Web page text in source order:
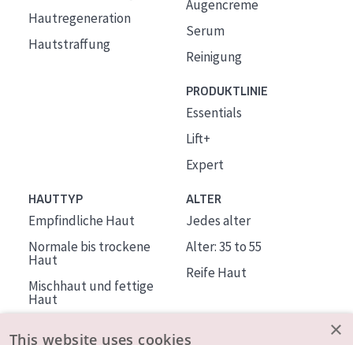
Hautregeneration
Hautstraffung
Augencreme
Serum
Reinigung
PRODUKTLINIE
Essentials
Lift+
Expert
HAUTTYP
Empfindliche Haut
Normale bis trockene
Haut
Mischhaut und fettige
Haut
ALTER
Jedes alter
Alter: 35 to 55
Reife Haut
×
This website uses cookies